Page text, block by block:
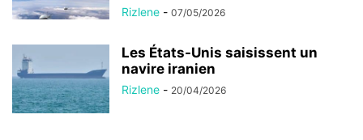
Rizlene - 07/05/2026
Les États-Unis saisissent un
navire iranien
Rizlene - 20/04/2026